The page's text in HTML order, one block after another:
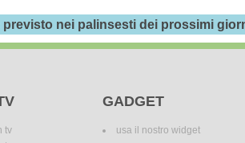
previsto nei palinsesti dei prossimi
tv
GADGET
usa il nostro widget